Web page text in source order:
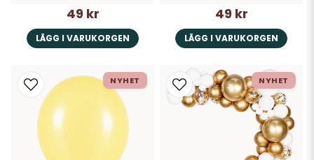
49 kr
LÄGG I VARUKORGEN
49 kr
LÄGG I VARUKORGEN
NYHET NYHET